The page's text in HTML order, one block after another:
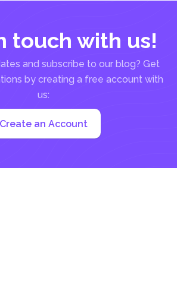
touch with us!
and subscribe to our blog? Get
by creating a free account with
us:
Create an Account